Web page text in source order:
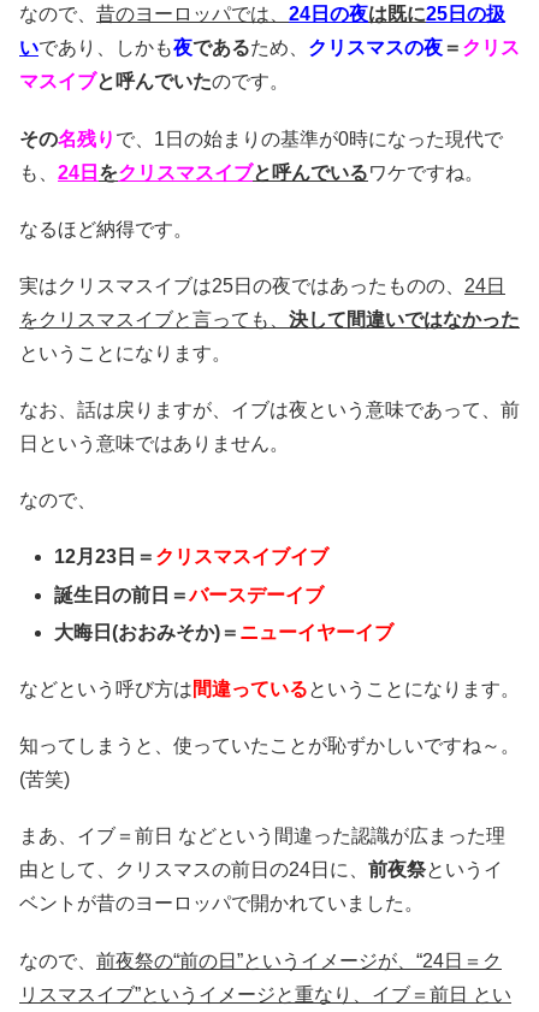
なので、 昔のヨーロッパでは、 24日の夜は既に25日の扱
いであり、しかも夜であるため、 クリスマスの夜＝ クリス
マスイブと呼んでいたのです。
その名残り で、1日の始まりの基準が0時になった現代で
も、 24日 をクリスマスイブと呼んでいるワケですね。
なるほど納得です。
実はクリスマスイブは25日の夜ではあったものの、 24日
をクリスマスイブと言っても、 決して間違いではなかった
ということになります。
なお、話は戻りますが、イブは夜という意味であって、前
日という意味ではありません。
なので、
12月23日＝ クリスマスイブイブ
誕生日の前日＝バースデーイブ
大晦日(おおみそか)＝ ニューイヤーイブ
などという呼び方は間違っているということになります。
知ってしまうと、使っていたことが恥ずかしいですね～。
(苦笑)
まあ、イブ＝前日 などという間違った認識が広まった理
由として、クリスマスの前日の24日に、 前夜祭というイ
ベントが昔のヨーロッパで開かれていました。
なので、 前夜祭の“前の日”というイメージが、“24日＝ク
リスマスイブ”というイメージと重なり、イブ＝前日 とい